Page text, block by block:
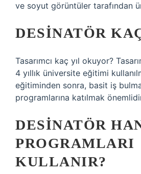
ve soyut görüntüler tarafından
DESINATÖR
Tasarımcı kaç yıl okuyor?
4 yıllık üniversite eğitimi
eğitiminden sonra, basit iş
programlarına katılmak
DESINATÖR
PROGRAMLARI
KULLANIR?